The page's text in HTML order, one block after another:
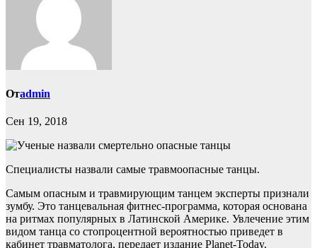
Отadmin
Сен 19, 2018
Специалисты назвали самые травмоопасные танцы.
Самым опасным и травмирующим танцем эксперты признали
зумбу. Это танцевальная фитнес-программа, которая основана
на ритмах популярных в Латинской Америке. Увлечение этим
видом танца со стопроцентной вероятностью приведет в
кабинет травматолога, передает издание Planet-Today.